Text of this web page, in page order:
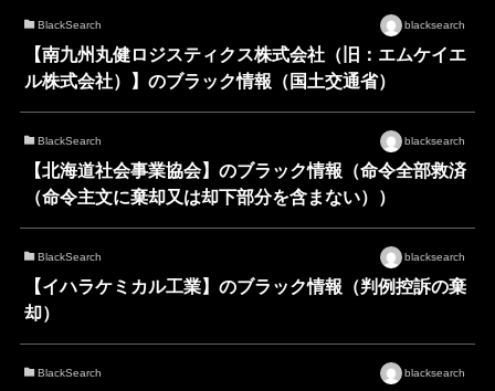
BlackSearch blacksearch
【南九州丸健ロジスティクス株式会社（旧：エムケイエ
ル株式会社）】のブラック情報（国土交通省）
BlackSearch blacksearch
【北海道社会事業協会】のブラック情報（命令全部救済
（命令主文に棄却又は却下部分を含まない））
BlackSearch blacksearch
【イハラケミカル工業】のブラック情報（判例控訴の棄
却）
BlackSearch blacksearch